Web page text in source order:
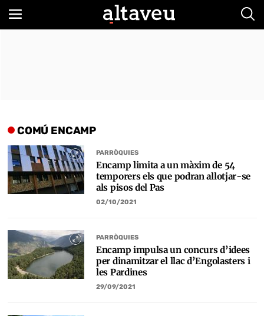
COMÚ ENCAMP
PARRÒQUIES
Encamp limita a un màxim de 54
temporers els que podran allotjar-se
als pisos del Pas
02/10/2021
PARRÒQUIES
Encamp impulsa un concurs d’idees
per dinamitzar el llac d’Engolasters i
les Pardines
29/09/2021